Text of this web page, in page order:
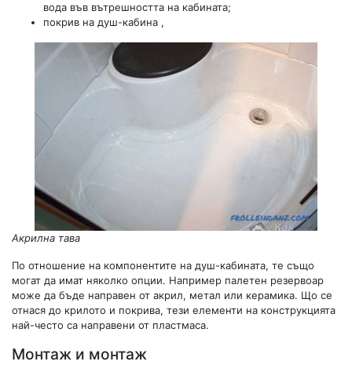
вода във вътрешността на кабината;
покрив на душ-кабина ,
Акрилна тава
По отношение на компонентите на душ-кабината, те също
могат да имат няколко опции. Например палетен резервоар
може да бъде направен от акрил, метал или керамика. Що се
отнася до крилото и покрива, тези елементи на конструкцията
най-често са направени от пластмаса.
Монтаж и монтаж